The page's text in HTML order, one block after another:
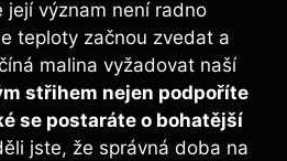
její ⁣význam není radno
teploty ⁢začnou zvedat a
malina vyžadovat⁣ naší
střihem nejen‌ podpoříte‌
se postaráte o bohatější
jste, že správná doba na